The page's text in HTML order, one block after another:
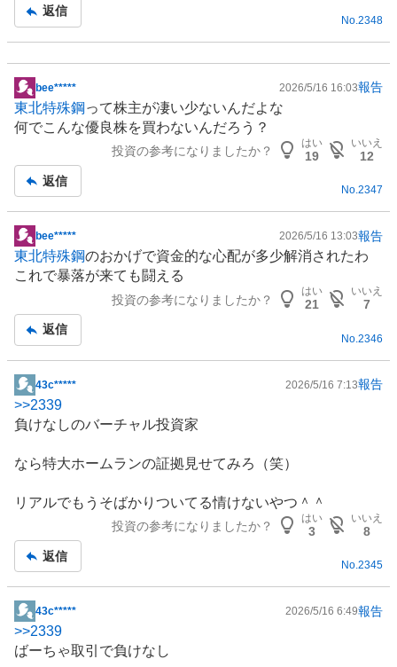
返信
No. 2348
掲
示
板
bee***** 2026/5/16 16:03報告
東北特殊鋼 って株主が凄い少ないんだよな
何でこんな優良株を買わないんだろう？
投資の参考になりましたか？
はい
19
いいえ
12
返信
No.2347
掲
示
板
bee***** 2026/5/16 13:03報告
東北特殊鋼のおかげで資金的な心配が多少解消されたわ
これで暴落が来ても闘える
投資の参考になりましたか？
はい
21
いいえ
7
返信
No. 2346
掲
示
板
事
43c***** 2026/5/16 7:13報告
>>2339
負けなしのバーチャル投資家
なら特大ホームランの証拠見せてみろ（笑）
リアルでもうそばかりついてる情けないやつ＾＾
投資の参考になりましたか？
はい
3
いいえ
8
返信
No.2345
掲
示
板
43c***** 2026/5/16 6:49報告
>>2339
ばーちゃ取引で負けなし